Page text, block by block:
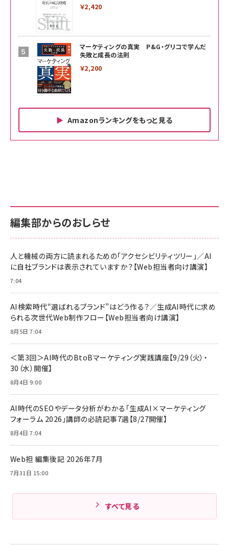
￥2,420
マーケティングの真実 P&G・グリコで学んだ
失敗と成長の法則
￥2,200
Amazonランキングをもっと見る
￥880
anan(アンアン)2026/06/24号 No.2500増
刊 スペシャルエディション[王道エンタメの矜
￥1,100
No.2502[2026年後半、あなたの恋と運命／山
￥880
内サポート正規品 メーカー保証5年
KLMEA128G
NIMASO ガラスフィルム iPhone 17 用 保護
止 貼りやすい ガイド枠付き いPhone17 (6.3
インチ) 対応 2枚セット DSP25F1698
￥1,599
【New】Amazon Fire TV Stick HD | 手軽に
ディアプレイヤー
￥6,980
Anker Soundcore P31i (Bluetooth 6.1) 【完
全ワイヤレスイヤホン/アクティブノイズキャンセリ
ング/マルチポイント接続 / 最大50時間再生 / PSE
Anker PowerLine III Flow USB-C & USB-C
ケーブル Anker絡まないケーブル 240W 結束バン
ド付き USB PD対応 シリコン素材採用 iPhone
17 / 16 / 15 / Galaxy iPad Pro MacBook
Amazonランキングをもっと見る
内サポート正規品 メーカー保証5年
KLMEA128G
Amazon eギフトカード - Amazonロゴ - ク
￥5,000
C ケーブル Anker絡まないケーブル 240W 結
iPhone 17 / 16 / 15 / Galaxy iPad Pro
MacBook Pro/Air 各種対応 (1.8m ミッドナ
イトブラック)
￥1,890
キャンペーン】
￥4,857
編集部からのおしらせ
人と機械の両方に読まれるための「アクセシビリティツリー」／AI
に自社ブランドは表示されていますか？【Web担当者向け講演】
7:04
AI検索時代“選ばれるブランド”はどう作る？／生成AI時代に求め
られる次世代Web制作フロー【Web担当者向け講演】
8月5日 7:04
＜第3回＞AI時代のBtoBマーケティング実践講座【9/29（火）・
30（水）開催】
8月4日 9:00
AI時代のSEOやデータ分析がわかる「生成AI×マーケティング
フォーラム 2026」講師の必読記事7選【8/27開催】
8月4日 7:04
Web担 編集後記 2026年7月
7月31日 15:00
すべて見る